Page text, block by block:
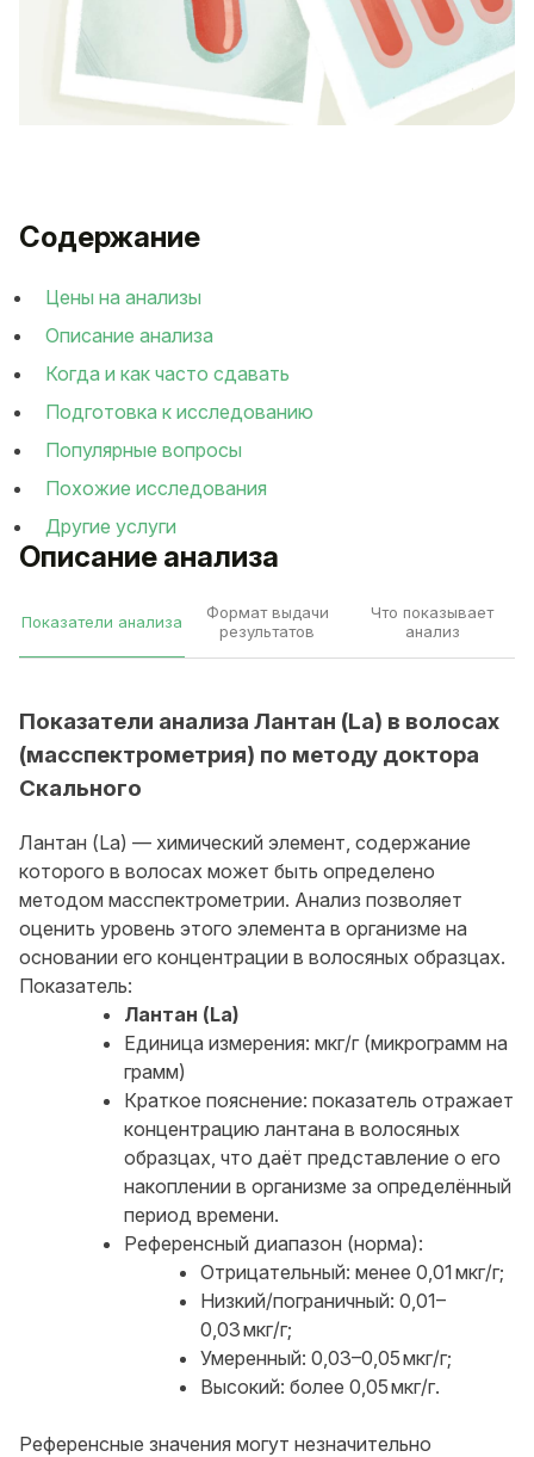
Описание анализа
Показатели анализа
Формат выдачи
результатов
Что показывает
анализ
Показатели анализа Лантан (La) в волосах
(масспектрометрия) по методу доктора
Скального
Лантан (La) — химический элемент, содержание
которого в волосах может быть определено
методом масспектрометрии. Анализ позволяет
оценить уровень этого элемента в организме на
основании его концентрации в волосяных образцах.
Показатель:
Лантан (La)
Единица измерения: мкг/г (микрограмм на
грамм)
Краткое пояснение: показатель отражает
концентрацию лантана в волосяных
образцах, что даёт представление о его
накоплении в организме за определённый
период времени.
Референсный диапазон (норма):
Отрицательный: менее 0,01 мкг/г;
Низкий/пограничный: 0,01–
0,03 мкг/г;
Умеренный: 0,03–0,05 мкг/г;
Высокий: более 0,05 мкг/г.
Референсные значения могут незначительно
Содержание
Цены на анализы
Описание анализа
Когда и как часто сдавать
Подготовка к исследованию
Популярные вопросы
Похожие исследования
Другие услуги